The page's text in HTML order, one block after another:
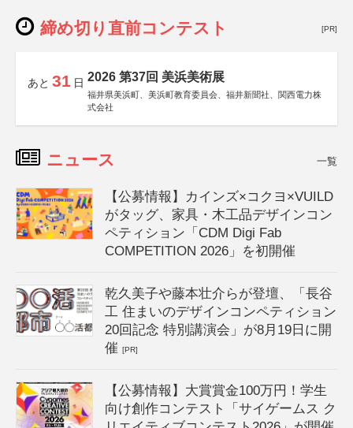
締め切り直前コンテスト [PR]
あと 31 日 2026 第37回 美浜美術展
福井県美浜町、美浜町教育委員会、福井新聞社、関西電力株
式会社
ニュース 一覧
【公募情報】カインズ×コクヨ×VUILD
がタッグ、家具・木工品デザインコン
ペティション「CDM Digi Fab
COMPETITION 2026」を初開催
乾久美子や藤本壮介らが登壇、「長谷
工 住まいのデザインコンペティション
20回記念 特別講演会」が8月19日に開
催[PR]
【公募情報】大賞賞金100万円！学生
向け創作コンテスト「サイゲームス ク